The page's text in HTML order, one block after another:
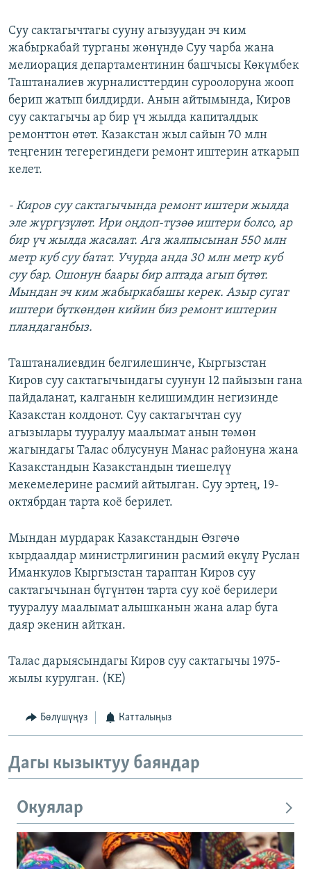
Суу сактагычтагы сууну агызуудан эч ким
жабыркабай турганы жөнүндө Суу чарба жана
мелиорация департаментинин башчысы Көкүмбек
Таштаналиев журналисттердин суроолоруна жооп
берип жатып билдирди. Анын айтымында, Киров
суу сактагычы ар бир үч жылда капиталдык
ремонттон өтөт. Казакстан жыл сайын 70 млн
теңгенин тегерегиндеги ремонт иштерин аткарып
келет.
- Киров суу сактагычында ремонт иштери жылда
эле жүргүзүлөт. Ири оңдоп-түзөө иштери болсо, ар
бир үч жылда жасалат. Ага жалпысынан 550 млн
метр куб суу батат. Учурда анда 30 млн метр куб
суу бар. Ошонун баары бир аптада агып бүтөт.
Мындан эч ким жабыркабашы керек. Азыр сугат
иштери бүткөндөн кийин биз ремонт иштерин
пландаганбыз.
Таштаналиевдин белгилешинче, Кыргызстан
Киров суу сактагычындагы суунун 12 пайызын гана
пайдаланат, калганын келишимдин негизинде
Казакстан колдонот. Суу сактагычтан суу
агызылары тууралуу маалымат анын төмөн
жагындагы Талас облусунун Манас районуна жана
Казакстандын Казакстандын тиешелүү
мекемелерине расмий айтылган. Суу эртең, 19-
октябрдан тарта коё берилет.
Мындан мурдарак Казакстандын Өзгөчө
кырдаалдар министрлигинин расмий өкүлү Руслан
Иманкулов Кыргызстан тараптан Киров суу
сактагычынан бүгүнтөн тарта суу коё берилери
тууралуу маалымат алышканын жана алар буга
даяр экенин айткан.
Талас дарыясындагы Киров суу сактагычы 1975-
жылы курулган. (КЕ)
Бөлүшүңүз Катталыңыз
Дагы кызыктуу баяндар
Окуялар